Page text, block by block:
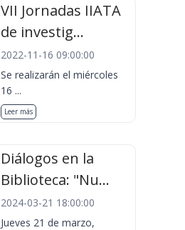
VII Jornadas IIATA
de investig...
2022-11-16 09:00:00
Se realizarán el miércoles
16 ...
Leer más
Diálogos en la
Biblioteca: "Nu...
2024-03-21 18:00:00
Jueves 21 de marzo,